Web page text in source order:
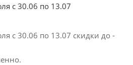
с 30.06 по 13.07
с 30.06 по 13.07 скидки до -